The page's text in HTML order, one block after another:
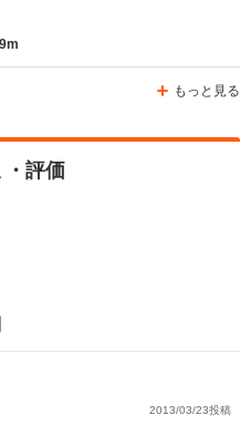
もっと見る
・評価
2013/03/23投稿